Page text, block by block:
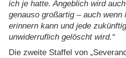
ich je hatte. Angeblich wird
genauso großartig – auch
erinnern kann und jede
unwiderruflich gelöscht wird.
Die zweite Staffel von